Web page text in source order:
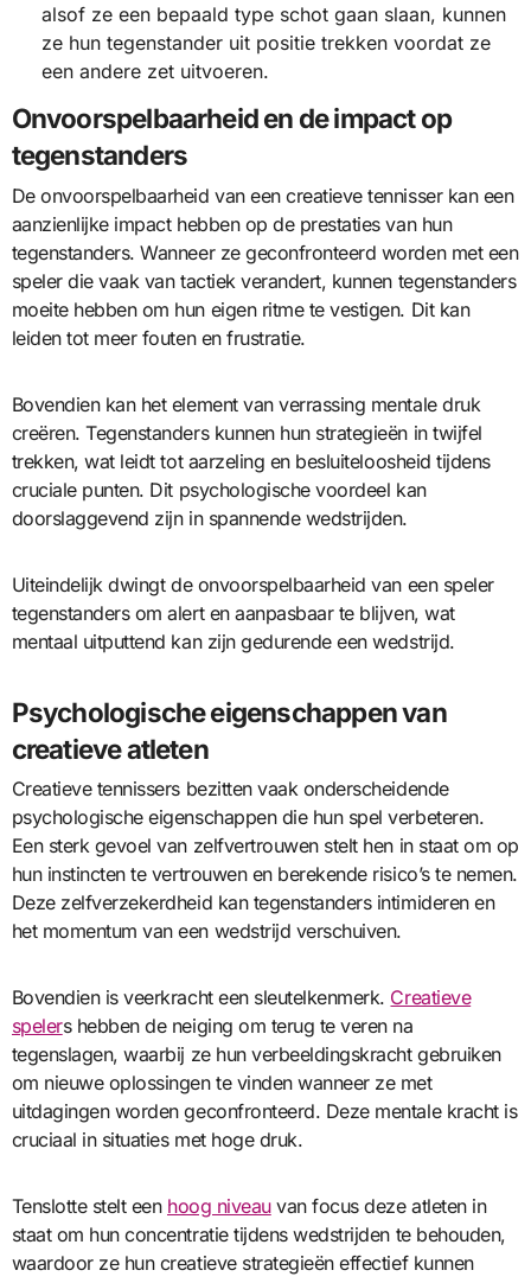
alsof ze een bepaald type schot gaan slaan, kunnen
ze hun tegenstander uit positie trekken voordat ze
een andere zet uitvoeren.
Onvoorspelbaarheid en de impact op
tegenstanders
De onvoorspelbaarheid van een creatieve tennisser kan een
aanzienlijke impact hebben op de prestaties van hun
tegenstanders. Wanneer ze geconfronteerd worden met een
speler die vaak van tactiek verandert, kunnen tegenstanders
moeite hebben om hun eigen ritme te vestigen. Dit kan
leiden tot meer fouten en frustratie.
Bovendien kan het element van verrassing mentale druk
creëren. Tegenstanders kunnen hun strategieën in twijfel
trekken, wat leidt tot aarzeling en besluiteloosheid tijdens
cruciale punten. Dit psychologische voordeel kan
doorslaggevend zijn in spannende wedstrijden.
Uiteindelijk dwingt de onvoorspelbaarheid van een speler
tegenstanders om alert en aanpasbaar te blijven, wat
mentaal uitputtend kan zijn gedurende een wedstrijd.
Psychologische eigenschappen van
creatieve atleten
Creatieve tennissers bezitten vaak onderscheidende
psychologische eigenschappen die hun spel verbeteren.
Een sterk gevoel van zelfvertrouwen stelt hen in staat om op
hun instincten te vertrouwen en berekende risico’s te nemen.
Deze zelfverzekerdheid kan tegenstanders intimideren en
het momentum van een wedstrijd verschuiven.
Bovendien is veerkracht een sleutelkenmerk. Creatieve
spelers hebben de neiging om terug te veren na
tegenslagen, waarbij ze hun verbeeldingskracht gebruiken
om nieuwe oplossingen te vinden wanneer ze met
uitdagingen worden geconfronteerd. Deze mentale kracht is
cruciaal in situaties met hoge druk.
Tenslotte stelt een hoog niveauvan focus deze atleten in
staat om hun concentratie tijdens wedstrijden te behouden,
waardoor ze hun creatieve strategieën effectief kunnen